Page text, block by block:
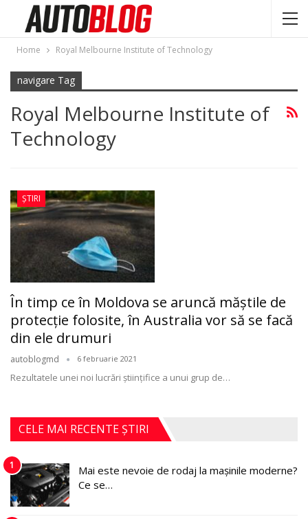
Home Royal Melbourne Institute of Technology
navigare Tag
Royal Melbourne Institute of
Technology
ȘTIRI
În timp ce în Moldova se aruncă măştile de
protecţie folosite, în Australia vor să se facă
din ele drumuri
autoblogmd 6 februarie 2021
Rezultatele unei noi lucrări științifice a unui grup de…
CELE MAI RECENTE ȘTIRI
1
Mai este nevoie de rodaj la mașinile moderne?
Ce se…